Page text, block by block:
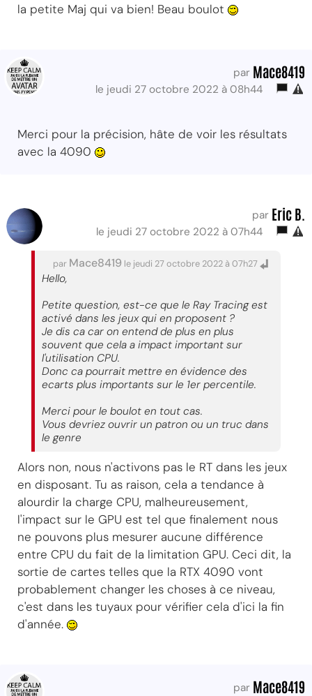
la petite Maj qui va bien! Beau boulot
par Mace8419
le jeudi 27 octobre 2022 à 08h44
Merci pour la précision, hâte de voir les résultats
avec la 4090
par Eric B.
le jeudi 27 octobre 2022 à 07h44
par Mace8419 le jeudi 27 octobre 2022 à 07h27
Hello,
Petite question, est-ce que le Ray Tracing est
activé dans les jeux qui en proposent ?
Je dis ca car on entend de plus en plus
souvent que cela a impact important sur
l'utilisation CPU.
Donc ca pourrait mettre en évidence des
ecarts plus importants sur le 1er percentile.
Merci pour le boulot en tout cas.
Vous devriez ouvrir un patron ou un truc dans
le genre
Alors non, nous n'activons pas le RT dans les jeux
en disposant. Tu as raison, cela a tendance à
alourdir la charge CPU, malheureusement,
l'impact sur le GPU est tel que finalement nous
ne pouvons plus mesurer aucune différence
entre CPU du fait de la limitation GPU. Ceci dit, la
sortie de cartes telles que la RTX 4090 vont
probablement changer les choses à ce niveau,
c'est dans les tuyaux pour vérifier cela d'ici la fin
d'année.
par Mace8419